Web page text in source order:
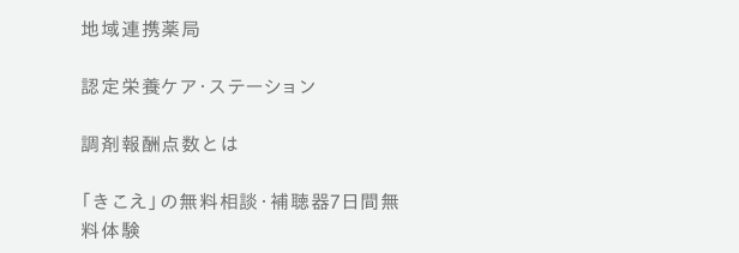
地域連携薬局
認定栄養ケア・ ステーション
調剤報酬点数とは
「きこえ」の無料相談・補聴器7日間無
料体験